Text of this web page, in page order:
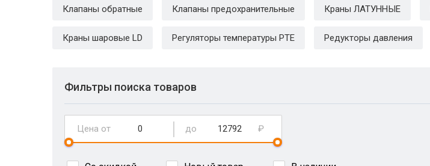
Клапаны обратные Клапаны предохранительные Краны ЛАТУННЫЕ
Краны шаровые LD Регуляторы температуры РТЕ Редукторы давления
Фильтры поиска товаров
Цена от до ₽